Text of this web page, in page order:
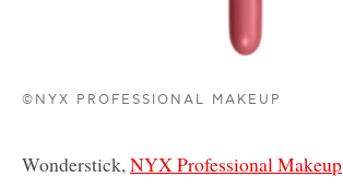
©NYX PROFESSIONAL MAKEUP
Wonderstick,NYX Professional Makeup